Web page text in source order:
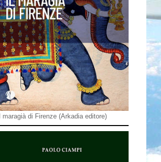
Il maragià di Firenze (Arkadia editore)